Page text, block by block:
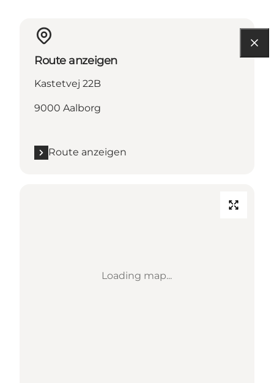
Route anzeigen
Kastetvej 22B
9000 Aalborg
Route anzeigen
Loading map...